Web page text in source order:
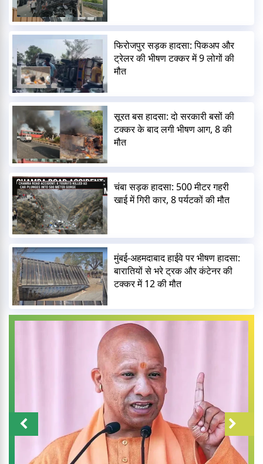
फिरोजपुर सड़क हादसा: पिकअप और
ट्रेलर की भीषण टक्कर में 9 लोगों की
मौत
सूरत बस हादसा: दो सरकारी बसों की
टक्कर के बाद लगी भीषण आग, 8 की
मौत
चंबा सड़क हादसा: 500 मीटर गहरी
खाई में गिरी कार, 8 पर्यटकों की मौत
मुंबई-अहमदाबाद हाईवे पर भीषण हादसा:
बारातियों से भरे ट्रक और कंटेनर की
टक्कर में 12 की मौत